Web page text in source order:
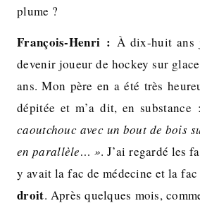
plume ?
François-Henri : À dix-huit ans
devenir joueur de hockey sur
ans. Mon père en a été très
dépitée et m’a dit, en
caoutchouc avec un bout de bois
en parallèle… ». J’ai regardé les
y avait la fac de médecine et la
droit. Après quelques mois,